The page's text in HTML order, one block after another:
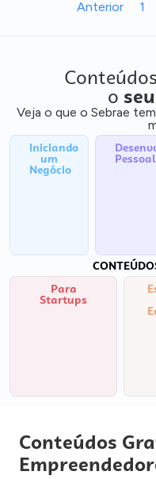
Anterior 1
o
Veja o que o Sebrae
Iniciando
um
Negócio
Pessoal
Para
Startups
Conteúdos